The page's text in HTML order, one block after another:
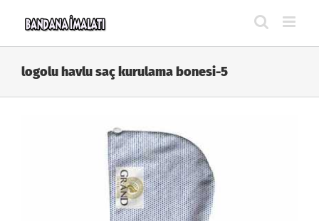
logolu havlu saç kurulama bonesi-5